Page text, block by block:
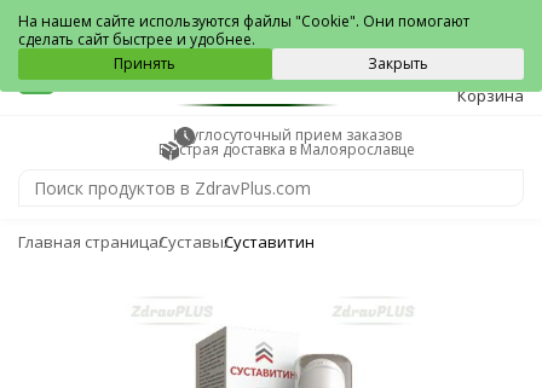
Малоярославец
0
Корзина
Круглосуточный прием заказов
Быстрая доставка в Малоярославце
Главная страницаСуставыСуставитин
На нашем сайте используются файлы "Cookie". Они помогают
сделать сайт быстрее и удобнее.
Принять
Закрыть